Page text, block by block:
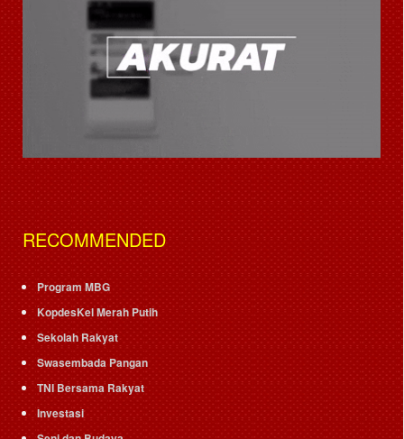
RECOMMENDED
Program MBG
KopdesKel Merah Putih
Sekolah Rakyat
Swasembada Pangan
TNI Bersama Rakyat
Investasi